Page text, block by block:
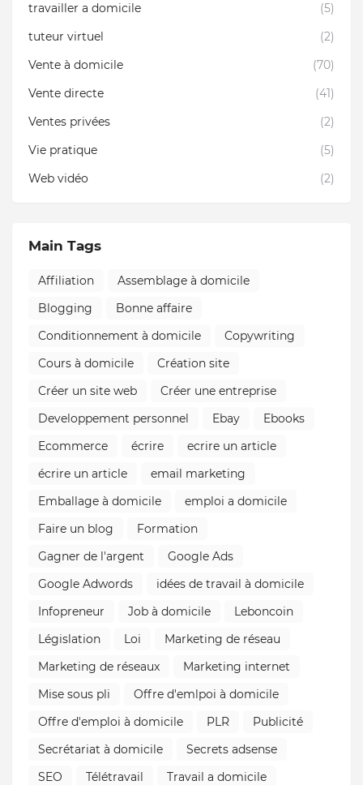
travailler a domicile
(5)
tuteur virtuel
(2)
Vente à domicile
(70)
Vente directe
(41)
Ventes privées
(2)
Vie pratique
(5)
Web vidéo
(2)
Main Tags
Affiliation
Assemblage à domicile
Blogging
Bonne affaire
Conditionnement à domicile
Copywriting
Cours à domicile
Création site
Créer un site web
Créer une entreprise
Developpement personnel
Ebay
Ebooks
Ecommerce
écrire
ecrire un article
écrire un article
email marketing
Emballage à domicile
emploi a domicile
Faire un blog
Formation
Gagner de l'argent
Google Ads
Google Adwords
idées de travail à domicile
Infopreneur
Job à domicile
Leboncoin
Législation
Loi
Marketing de réseau
Marketing de réseaux
Marketing internet
Mise sous pli
Offre d'emlpoi à domicile
Offre d'emploi à domicile
PLR
Publicité
Secrétariat à domicile
Secrets adsense
SEO
Télétravail
Travail a domicile